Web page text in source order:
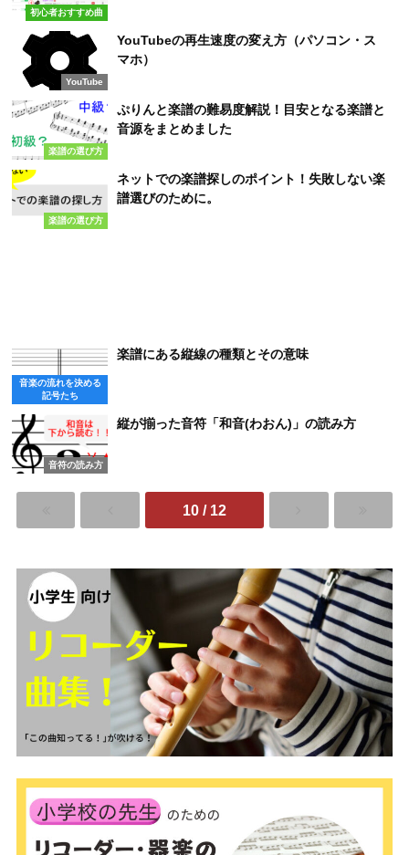
初心者おすすめ曲
YouTube
YouTubeの再生速度の変え方（パソコン・ス
マホ）
楽譜の選び方
ぷりんと楽譜の難易度解説！目安となる楽譜と
音源をまとめました
楽譜の選び方
ネットでの楽譜探しのポイント！失敗しない楽
譜選びのために。
音楽の流れを決める
記号たち
楽譜にある縦線の種類とその意味
音符の読み方
縦が揃った音符「和音(わおん)」の読み方
10 / 12